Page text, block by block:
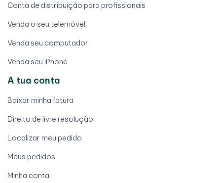
Conta de distribuição para profissionais
Venda o seu telemóvel
Venda seu computador
Venda seu iPhone
A tua conta
Baixar minha fatura
Direito de livre resolução
Localizar meu pedido
Meus pedidos
Minha conta